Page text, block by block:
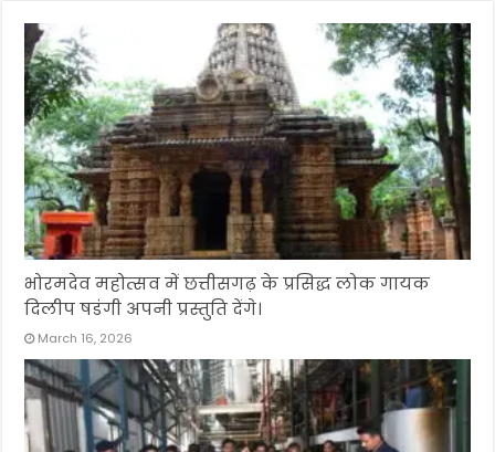
भोरमदेव महोत्सव में छत्तीसगढ़ के प्रसिद्ध लोक गायक
दिलीप षडंगी अपनी प्रस्तुति देंगे।
March 16, 2026